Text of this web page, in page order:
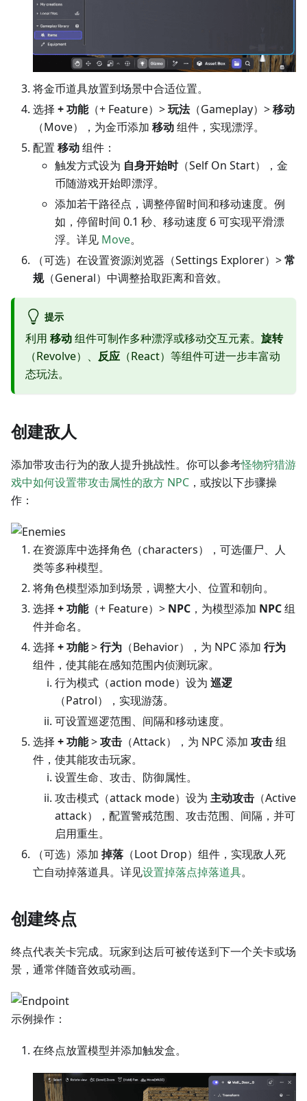
将金币道具放置到场景中合适位置。
选择 + 功能（+ Feature）>玩法（Gameplay）>移动
（Move），为金币添加 移动组件，实现漂浮。
配置 移动组件：
触发方式设为 自身开始时（Self On Start），金
币随游戏开始即漂浮。
添加若干路径点，调整停留时间和移动速度。例
如，停留时间 0.1 秒、移动速度 6 可实现平滑漂
浮。详见 Move。
（可选）在设置资源浏览器（Settings Explorer）>常
规（General）中调整拾取距离和音效。
提示
利用 移动组件可制作多种漂浮或移动交互元素。 旋转
（Revolve）、 反应 （React）等组件可进一步丰富动
态玩法。
创建敌人
添加带攻击行为的敌人提升挑战性。你可以参考怪物狩猎游
戏中如何设置带攻击属性的敌方 NPC ，或按以下步骤操
作：
在资源库中选择角色（characters），可选僵尸、人
类等多种模型。
将角色模型添加到场景，调整大小、位置和朝向。
选择 + 功能（+ Feature）> NPC ，为模型添加 NPC组
件并命名。
选择 + 功能>行为 （Behavior），为 NPC 添加 行为
组件，使其能在感知范围内侦测玩家。
行为模式（action mode）设为 巡逻
（Patrol），实现游荡。
可设置巡逻范围、间隔和移动速度。
选择 + 功能>攻击 （Attack），为 NPC 添加 攻击组
件，使其能攻击玩家。
设置生命、攻击、防御属性。
攻击模式（attack mode）设为 主动攻击 （Active
attack），配置警戒范围、攻击范围、间隔，并可
启用重生。
（可选）添加 掉落 （Loot Drop）组件，实现敌人死
亡自动掉落道具。详见设置掉落点掉落道具。
创建终点
终点代表关卡完成。玩家到达后可被传送到下一个关卡或场
景，通常伴随音效或动画。
示例操作：
在终点放置模型并添加触发盒。